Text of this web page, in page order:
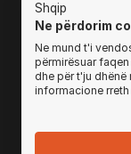
Shqip
Ne përdorim
Ne mund t'i
përmirësuar
dhe për t'ju dhënë
informacione